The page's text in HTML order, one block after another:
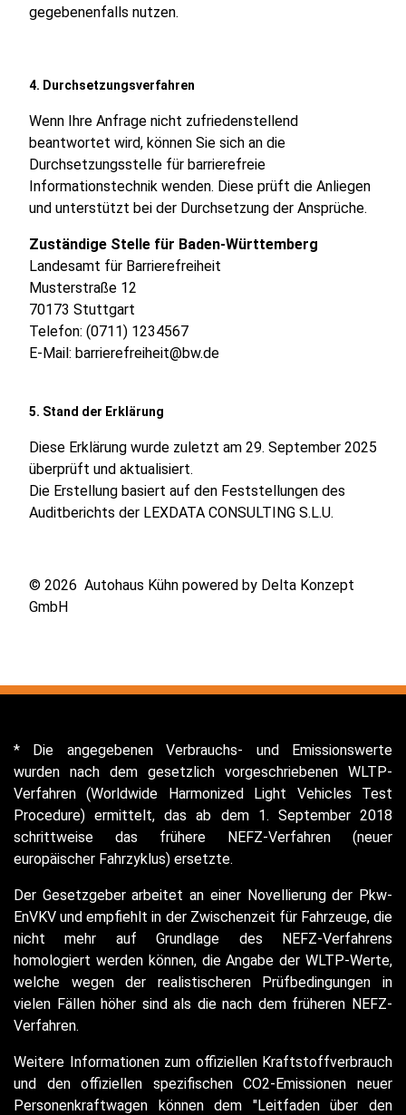
gegebenenfalls nutzen.
4. Durchsetzungsverfahren
Wenn Ihre Anfrage nicht zufriedenstellend
beantwortet wird, können Sie sich an die
Durchsetzungsstelle für barrierefreie
Informationstechnik wenden. Diese prüft die Anliegen
und unterstützt bei der Durchsetzung der Ansprüche.
Zuständige Stelle für Baden-Württemberg
Landesamt für Barrierefreiheit
Musterstraße 12
70173 Stuttgart
Telefon: (0711) 1234567
E-Mail: barrierefreiheit@bw.de
5. Stand der Erklärung
Diese Erklärung wurde zuletzt am 29. September 2025
überprüft und aktualisiert.
Die Erstellung basiert auf den Feststellungen des
Auditberichts der LEXDATA CONSULTING S.L.U.
© 2026 Autohaus Kühn powered by Delta Konzept
GmbH
* Die angegebenen Verbrauchs- und Emissionswerte
wurden nach dem gesetzlich vorgeschriebenen WLTP-
Verfahren (Worldwide Harmonized Light Vehicles Test
Procedure) ermittelt, das ab dem 1. September 2018
schrittweise das frühere NEFZ-Verfahren (neuer
europäischer Fahrzyklus) ersetzte.
Der Gesetzgeber arbeitet an einer Novellierung der Pkw-
EnVKV und empfiehlt in der Zwischenzeit für Fahrzeuge, die
nicht mehr auf Grundlage des NEFZ-Verfahrens
homologiert werden können, die Angabe der WLTP-Werte,
welche wegen der realistischeren Prüfbedingungen in
vielen Fällen höher sind als die nach dem früheren NEFZ-
Verfahren.
Weitere Informationen zum offiziellen Kraftstoffverbrauch
und den offiziellen spezifischen CO2-Emissionen neuer
Personenkraftwagen können dem "Leitfaden über den